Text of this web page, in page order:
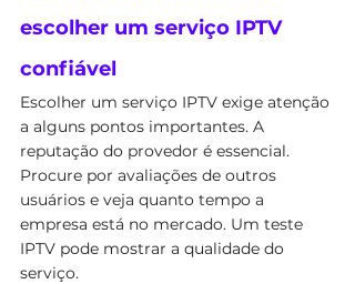
escolher um serviço IPTV
confiável
Escolher um serviço IPTV exige atenção
a alguns pontos importantes. A
reputação do provedor é essencial.
Procure por avaliações de outros
usuários e veja quanto tempo a
empresa está no mercado. Um teste
IPTV pode mostrar a qualidade do
serviço.